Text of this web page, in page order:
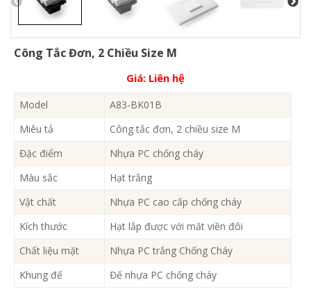
Công Tắc Đơn, 2 Chiều Size M
Giá: Liên hệ
Model
A83-BK01B
Miêu tả
Công tắc đơn, 2 chiều size M
Đặc điểm
Nhựa PC chống cháy
Màu sắc
Hạt trắng
Vật chất
Nhựa PC cao cấp chống cháy
Kích thước
Hạt lắp được với măt viền đôi
Chất liệu mặt
Nhựa PC trắng Chống Cháy
Khung đế
Đế nhựa PC chống cháy